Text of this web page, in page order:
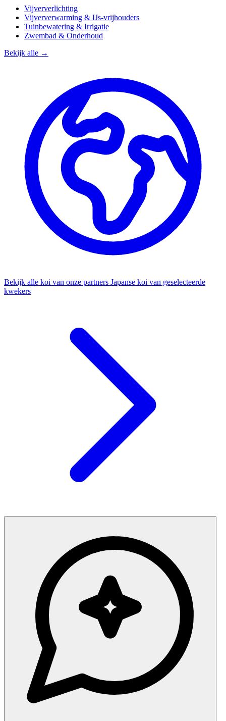
Vijververlichting
Vijververwarming & IJs-vrijhouders
Tuinbewatering & Irrigatie
Zwembad & Onderhoud
Bekijk alle →
Bekijk alle koi van onze partners Japanse koi van geselecteerde
kwekers